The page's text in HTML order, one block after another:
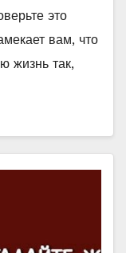
это
вам, что
жизнь так,